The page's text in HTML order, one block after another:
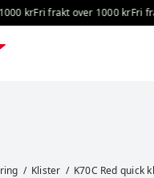
krFri frakt over 1000 krFri
Klister K70C Red quick